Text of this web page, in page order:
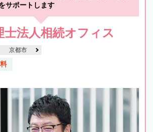
サポートします
士法人相続オフィス
京都市